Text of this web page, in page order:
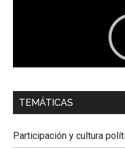
00:00
Dra. Carolina Corcho Mejía,
Colombiana
TEMÁTICAS
Participación y cultura